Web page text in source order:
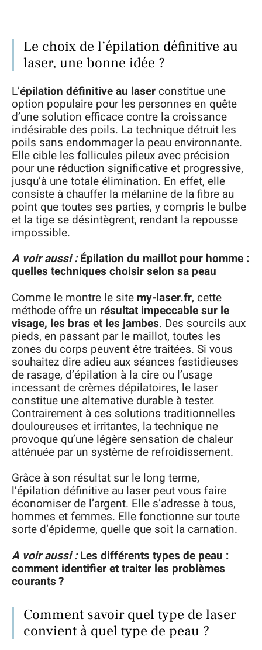
Le choix de l’épilation définitive au
laser, une bonne idée ?
L’épilation définitive au laserconstitue une
option populaire pour les personnes en quête
d’une solution efficace contre la croissance
indésirable des poils. La technique détruit les
poils sans endommager la peau environnante.
Elle cible les follicules pileux avec précision
pour une réduction significative et progressive,
jusqu’à une totale élimination. En effet, elle
consiste à chauffer la mélanine de la fibre au
point que toutes ses parties, y compris le bulbe
et la tige se désintègrent, rendant la repousse
impossible.
A voir aussi :Épilation du maillot pour homme :
quelles techniques choisir selon sa peau
Comme le montre le site my-laser.fr, cette
méthode offre un résultat impeccable sur le
visage, les bras et les jambes. Des sourcils aux
pieds, en passant par le maillot, toutes les
zones du corps peuvent être traitées. Si vous
souhaitez dire adieu aux séances fastidieuses
de rasage, d’épilation à la cire ou l’usage
incessant de crèmes dépilatoires, le laser
constitue une alternative durable à tester.
Contrairement à ces solutions traditionnelles
douloureuses et irritantes, la technique ne
provoque qu’une légère sensation de chaleur
atténuée par un système de refroidissement.
Grâce à son résultat sur le long terme,
l’épilation définitive au laser peut vous faire
économiser de l’argent. Elle s’adresse à tous,
hommes et femmes. Elle fonctionne sur toute
sorte d’épiderme, quelle que soit la carnation.
A voir aussi : Les différents types de peau :
comment identifier et traiter les problèmes
courants ?
Comment savoir quel type de laser
convient à quel type de peau ?